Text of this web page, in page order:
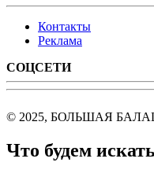
Контакты
Реклама
СОЦСЕТИ
© 2025, БОЛЬШАЯ
Что будем